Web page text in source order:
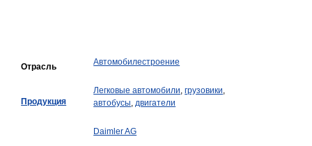
Отрасль Автомобилестроение
Продукция
Легковые автомобили,грузовики,
автобусы,двигатели
Daimler AG